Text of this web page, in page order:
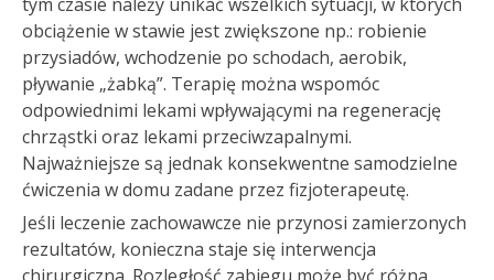
obciążenie w stawie jest zwiększone np.: robienie
przysiadów, wchodzenie po schodach, aerobik,
pływanie „żabką”. Terapię można wspomóc
odpowiednimi lekami wpływającymi na regenerację
chrząstki oraz lekami przeciwzapalnymi.
Najważniejsze są jednak konsekwentne samodzielne
ćwiczenia w domu zadane przez fizjoterapeutę.
Jeśli leczenie zachowawcze nie przynosi zamierzonych
rezultatów, konieczna staje się interwencja
chirurgiczna. Rozległość zabiegu może być różna.